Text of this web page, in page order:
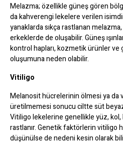
Melazma; özellikle güneş gören
da kahverengi lekelere verilen
yanaklarda sıkça rastlanan
erkeklerde de oluşabilir. Güneş
kontrol hapları, kozmetik ürünler
oluşumuna neden olabilir.
Vitiligo
Melanosit hücrelerinin ölmesi ya da
üretilmemesi sonucu ciltte süt
Vitiligo lekelerine genellikle yüz,
rastlanır. Genetik faktörlerin vitiligo
düşünülse de nedeni kesin olarak